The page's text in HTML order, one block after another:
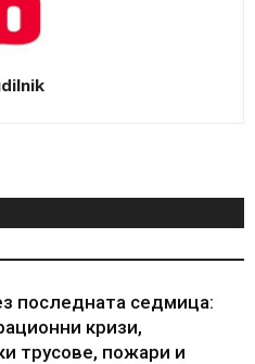
последната седмица:
кризи,
трусове, пожари и